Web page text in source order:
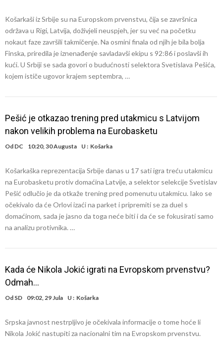
Košarkaši iz Srbije su na Europskom prvenstvu, čija se završnica
održava u Rigi, Latvija, doživjeli neuspjeh, jer su već na početku
nokaut faze završili takmičenje. Na osmini finala od njih je bila bolja
Finska, priredila je iznenađenje savladavši ekipu s 92:86 i poslavši ih
kući. U Srbiji se sada govori o budućnosti selektora Svetislava Pešića,
kojem ističe ugovor krajem septembra, …
Pešić je otkazao trening pred utakmicu s Latvijom
nakon velikih problema na Eurobasketu
Od DC 10:20, 30 Augusta U : Košarka
Košarkaška reprezentacija Srbije danas u 17 sati igra treću utakmicu
na Eurobasketu protiv domaćina Latvije, a selektor selekcije Svetislav
Pešić odlučio je da otkaže trening pred pomenutu utakmicu. Iako se
očekivalo da će Orlovi izaći na parket i pripremiti se za duel s
domaćinom, sada je jasno da toga neće biti i da će se fokusirati samo
na analizu protivnika. …
Kada će Nikola Jokić igrati na Evropskom prvenstvu?
Odmah…
Od SD 09:02, 29 Jula U : Košarka
Srpska javnost nestrpljivo je očekivala informacije o tome hoće li
Nikola Jokić nastupiti za nacionalni tim na Evropskom prvenstvu.